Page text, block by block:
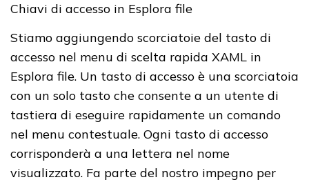
Chiavi di accesso in Esplora file
Stiamo aggiungendo scorciatoie del tasto di
accesso nel menu di scelta rapida XAML in
Esplora file. Un tasto di accesso è una scorciatoia
con un solo tasto che consente a un utente di
tastiera di eseguire rapidamente un comando
nel menu contestuale. Ogni tasto di accesso
corrisponderà a una lettera nel nome
visualizzato. Fa parte del nostro impegno per